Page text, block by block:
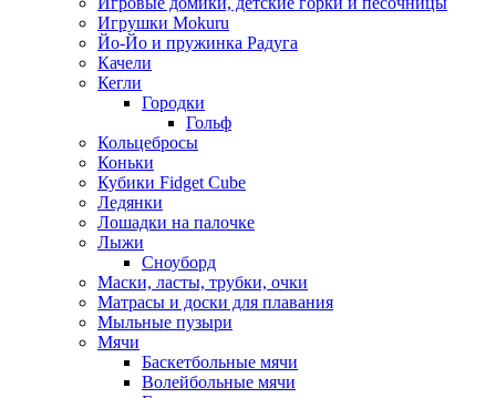
Игрушки Mokuru
Йо-Йо и пружинка Радуга
Качели
Кегли
Городки
Гольф
Кольцебросы
Коньки
Кубики Fidget Cube
Ледянки
Лошадки на палочке
Лыжи
Сноуборд
Маски, ласты, трубки, очки
Матрасы и доски для плавания
Мыльные пузыри
Мячи
Баскетбольные мячи
Волейбольные мячи